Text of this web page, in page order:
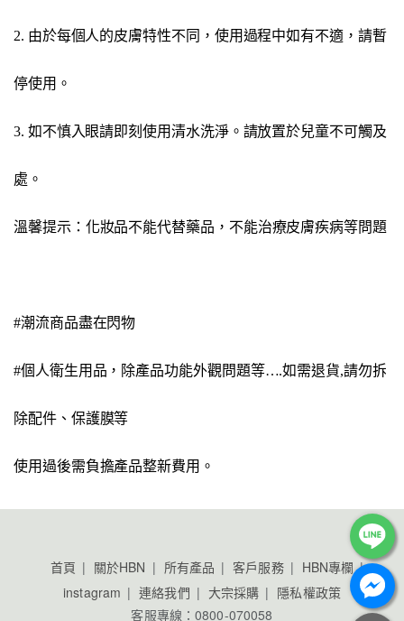
2. 由於每個人的皮膚特性不同，使用過程中如有不適，請暫
停使用。
3. 如不慎入眼請即刻使用清水洗淨。請放置於兒童不可觸及
處。
溫馨提示：化妝品不能代替藥品，不能治療皮膚疾病等問題
#潮流商品盡在閃物
#個人衛生用品，除產品功能外觀問題等….如需退貨,請勿拆
除配件、保護膜等
使用過後需負擔產品整新費用。
首頁 關於HBN 所有產品 客戶服務
HBN專欄
instagram
連絡我們 大宗採購
隱私權政策
客服專線：0800-070058